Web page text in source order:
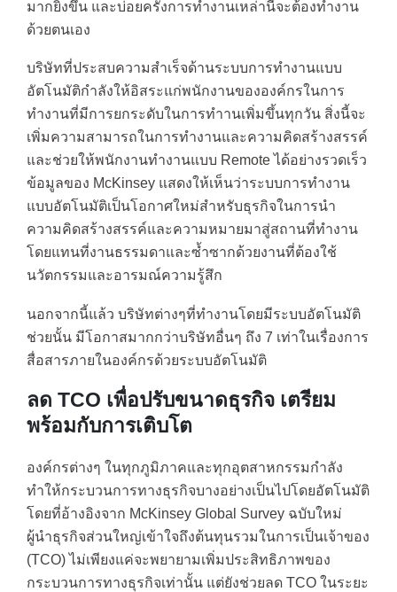
มากยิ่งขึ้น และบ่อยครั้งการทำงานเหล่านี้จะต้องทำงาน
ด้วยตนเอง
บริษัทที่ประสบความสำเร็จด้านระบบการทำงานแบบ
อัตโนมัติกำลังให้อิสระแก่พนักงานขององค์กรในการ
ทำงานที่มีการยกระดับในการทำานเพิ่มขึ้นทุกวัน สิ่งนี้จะ
เพิ่มความสามารถในการทำงานและความคิดสร้างสรรค์
และช่วยให้พนักงานทำงานแบบ Remote ได้อย่างรวดเร็ว
ข้อมูลของ McKinsey แสดงให้เห็นว่าระบบการทำงาน
แบบอัตโนมัติเป็นโอกาศใหม่สำหรับธุรกิจในการนำ
ความคิดสร้างสรรค์และความหมายมาสู่สถานที่ทำงาน
โดยแทนที่งานธรรมดาและซ้ำซากด้วยงานที่ต้องใช้
นวัตกรรมและอารมณ์ความรู้สึก
นอกจากนี้แล้ว บริษัทต่างๆที่ทำงานโดยมีระบบอัตโนมัติ
ช่วยนั้น มีโอกาสมากกว่าบริษัทอื่นๆ ถึง 7 เท่าในเรื่องการ
สื่อสารภายในองค์กรด้วยระบบอัตโนมัติ
ลด TCO เพื่อปรับขนาดธุรกิจ เตรียม
พร้อมกับการเติบโต
องค์กรต่างๆ ในทุกภูมิภาคและทุกอุตสาหกรรมกำลัง
ทำให้กระบวนการทางธุรกิจบางอย่างเป็นไปโดยอัตโนมัติ
โดยที่อ้างอิงจาก McKinsey Global Survey ฉบับใหม่
ผู้นำธุรกิจส่วนใหญ่เข้าใจถึงต้นทุนรวมในการเป็นเจ้าของ
(TCO) ไม่เพียงแค่จะพยายามเพิ่มประสิทธิภาพของ
กระบวนการทางธุรกิจเท่านั้น แต่ยังช่วยลด TCO ในระยะ